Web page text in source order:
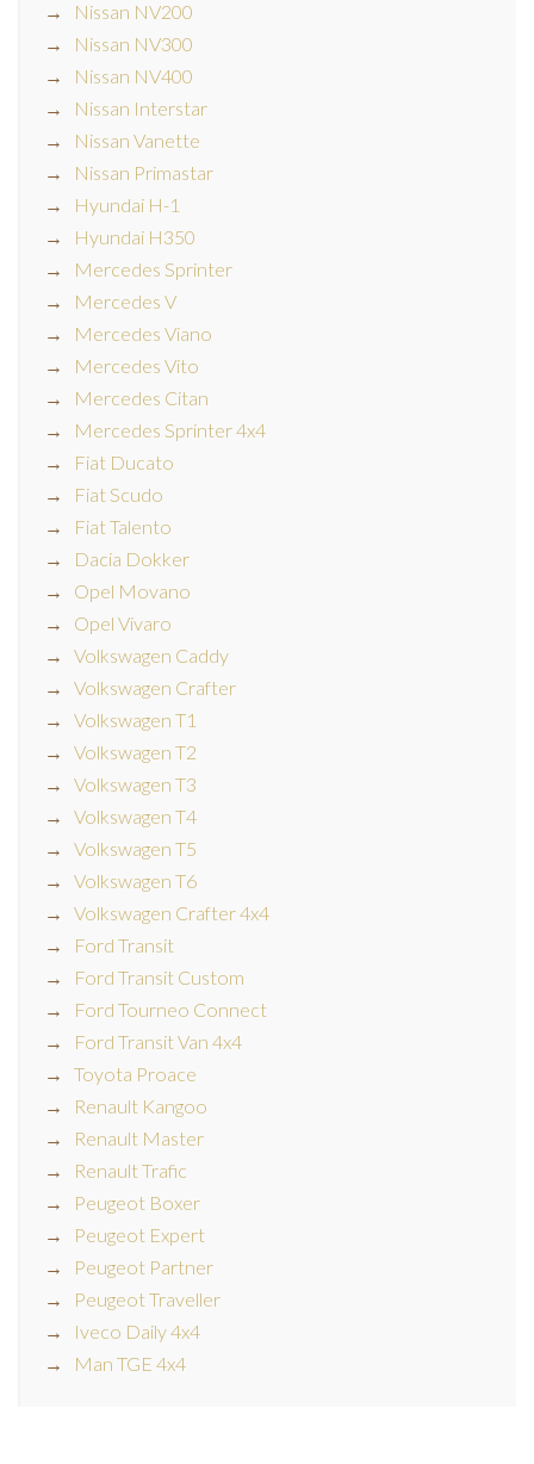
Nissan NV200
Nissan NV300
Nissan NV400
Nissan Interstar
Nissan Vanette
Nissan Primastar
Hyundai H-1
Hyundai H350
Mercedes Sprinter
Mercedes V
Mercedes Viano
Mercedes Vito
Mercedes Citan
Mercedes Sprinter 4x4
Fiat Ducato
Fiat Scudo
Fiat Talento
Dacia Dokker
Opel Movano
Opel Vivaro
Volkswagen Caddy
Volkswagen Crafter
Volkswagen T1
Volkswagen T2
Volkswagen T3
Volkswagen T4
Volkswagen T5
Volkswagen T6
Volkswagen Crafter 4x4
Ford Transit
Ford Transit Custom
Ford Tourneo Connect
Ford Transit Van 4x4
Toyota Proace
Renault Kangoo
Renault Master
Renault Trafic
Peugeot Boxer
Peugeot Expert
Peugeot Partner
Peugeot Traveller
Iveco Daily 4x4
Man TGE 4x4